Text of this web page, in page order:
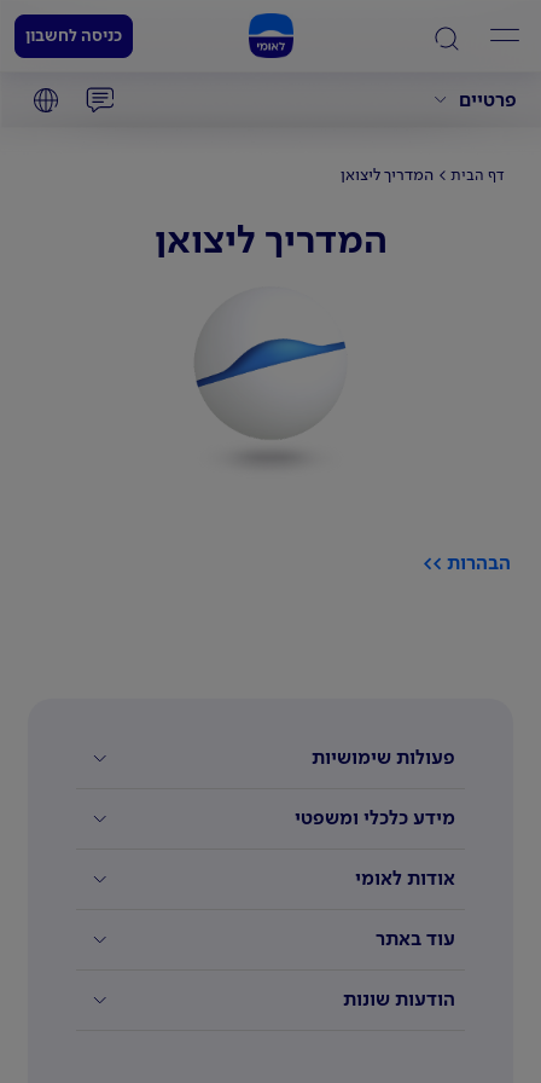
פרטיים
כניסה לחשבון
דף הבית המדריך ליצואן
המדריך ליצואן
הבהרות >>
פעולות שימושיות
מידע כלכלי ומשפטי
אודות לאומי
עוד באתר
הודעות שונות